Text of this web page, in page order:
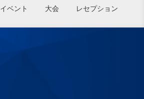
イベント 大会 レセプション